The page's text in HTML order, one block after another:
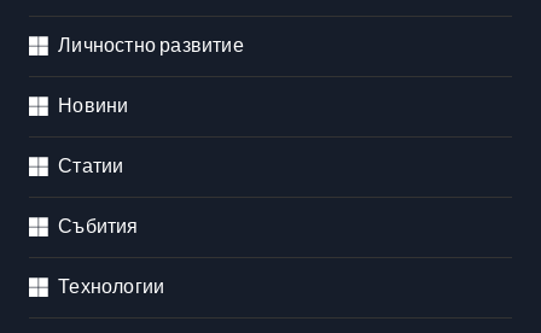
Личностно развитие
Новини
Статии
Събития
Технологии